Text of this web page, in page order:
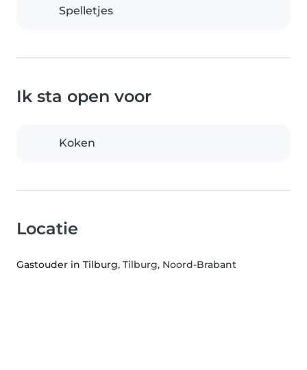
Spelletjes
Ik sta open voor
Koken
Locatie
Gastouder in Tilburg, Tilburg, Noord-Brabant